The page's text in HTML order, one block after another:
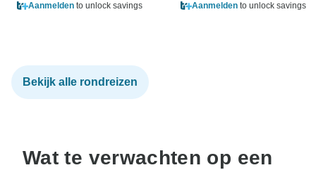
Aanmelden to unlock savings Aanmelden to unlock savings
Bekijk alle rondreizen
Wat te verwachten op een